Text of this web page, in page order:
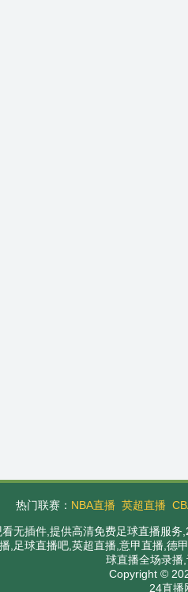
热门联赛： NBA直播 英超直播
无插件,提供高清免费足球直播服
,足球直播吧,英超直播,意甲直播,德
球直播全场录播
Copyright ©
24直播